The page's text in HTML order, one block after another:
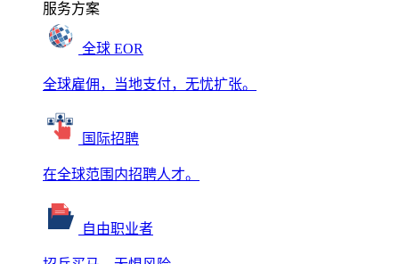
服务方案
全球 EOR
全球雇佣，当地支付，无忧扩张。
国际招聘
在全球范围内招聘人才。
自由职业者